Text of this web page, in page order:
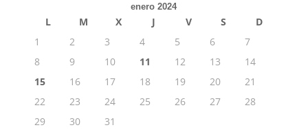
enero 2024
L M X J V S
D
1
2 3 4 5 6
7
8
9 10 11 12 13
14
15
16 17 18 19 20
21
22
23 24 25 26 27
28
29
30
31